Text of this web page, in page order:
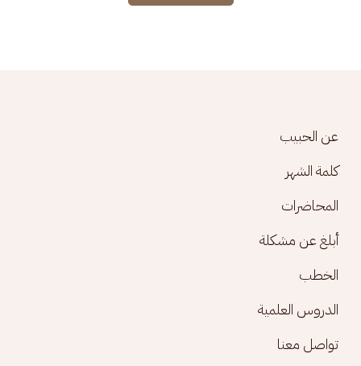
Footer menu
عن الحبيب
كلمة الشهر
المحاضرات
أبلغ عن مشكلة
الخطب
الدروس العلمية
تواصل معنا